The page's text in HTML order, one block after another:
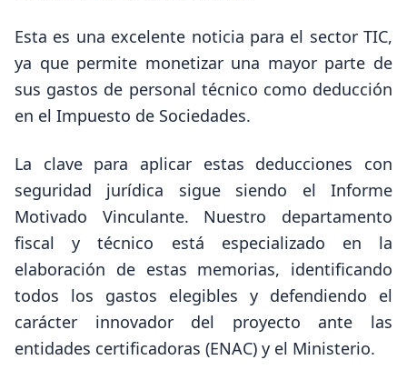
Esta es una excelente noticia para el sector TIC,
ya que permite monetizar una mayor parte de
sus gastos de personal técnico como deducción
en el Impuesto de Sociedades.
La clave para aplicar estas deducciones con
seguridad jurídica sigue siendo el Informe
Motivado Vinculante. Nuestro departamento
fiscal y técnico está especializado en la
elaboración de estas memorias, identificando
todos los gastos elegibles y defendiendo el
carácter innovador del proyecto ante las
entidades certificadoras (ENAC) y el Ministerio.